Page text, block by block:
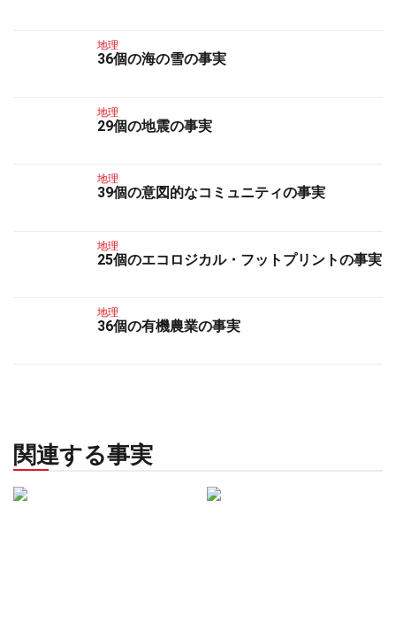
地理
36個の海の雪の事実
地理
29個の地震の事実
地理
39個の意図的なコミュニティの事実
地理
25個のエコロジカル・フットプリントの事実
地理
36個の有機農業の事実
関連する事実